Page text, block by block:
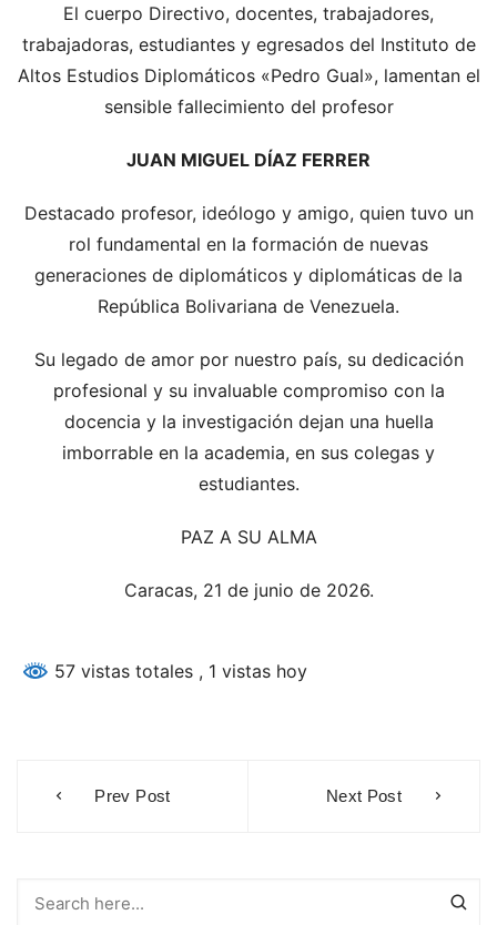
El cuerpo Directivo, docentes, trabajadores,
trabajadoras, estudiantes y egresados del Instituto de
Altos Estudios Diplomáticos «Pedro Gual», lamentan el
sensible fallecimiento del profesor
JUAN MIGUEL DÍAZ FERRER
Destacado profesor, ideólogo y amigo, quien tuvo un
rol fundamental en la formación de nuevas
generaciones de diplomáticos y diplomáticas de la
República Bolivariana de Venezuela.
Su legado de amor por nuestro país, su dedicación
profesional y su invaluable compromiso con la
docencia y la investigación dejan una huella
imborrable en la academia, en sus colegas y
estudiantes.
PAZ A SU ALMA
Caracas, 21 de junio de 2026.
57 vistas totales , 1 vistas hoy
Prev Post Next Post